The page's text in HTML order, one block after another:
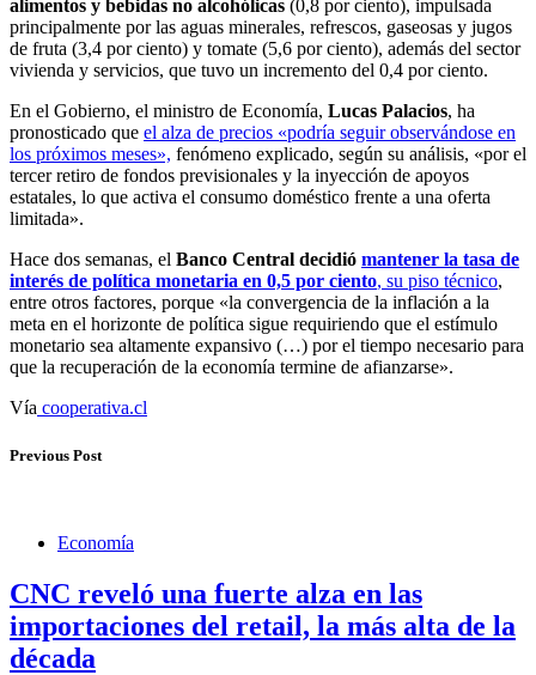
alimentos y bebidas no alcohólicas (0,8 por ciento), impulsada
principalmente por las aguas minerales, refrescos, gaseosas y jugos
de fruta (3,4 por ciento) y tomate (5,6 por ciento), además del sector
vivienda y servicios, que tuvo un incremento del 0,4 por ciento.
En el Gobierno, el ministro de Economía, Lucas Palacios, ha
pronosticado que el alza de precios «podría seguir observándose en
los próximos meses», fenómeno explicado, según su análisis, «por el
tercer retiro de fondos previsionales y la inyección de apoyos
estatales, lo que activa el consumo doméstico frente a una oferta
limitada».
Hace dos semanas, el Banco Central decidió mantener la tasa de
interés de política monetaria en 0,5 por ciento, su piso técnico,
entre otros factores, porque «la convergencia de la inflación a la
meta en el horizonte de política sigue requiriendo que el estímulo
monetario sea altamente expansivo (…) por el tiempo necesario para
que la recuperación de la economía termine de afianzarse».
Vía cooperativa.cl
Previous Post
Economía
CNC reveló una fuerte alza en las
importaciones del retail, la más alta de la
década